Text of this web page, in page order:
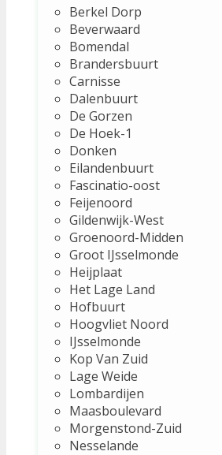
Berkel Dorp
Beverwaard
Bomendal
Brandersbuurt
Carnisse
Dalenbuurt
De Gorzen
De Hoek-1
Donken
Eilandenbuurt
Fascinatio-oost
Feijenoord
Gildenwijk-West
Groenoord-Midden
Groot IJsselmonde
Heijplaat
Het Lage Land
Hofbuurt
Hoogvliet Noord
IJsselmonde
Kop Van Zuid
Lage Weide
Lombardijen
Maasboulevard
Morgenstond-Zuid
Nesselande